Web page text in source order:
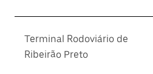
Terminal Rodoviário de
Ribeirão Preto